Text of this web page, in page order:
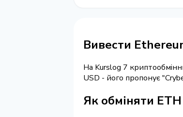
Вивести
На Kurslog 7
USD - його пропонує
Як обміняти